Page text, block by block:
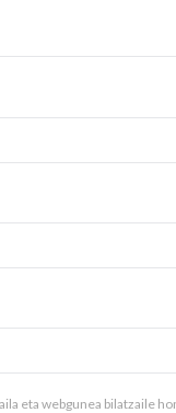
eta webgunea bilatzaile